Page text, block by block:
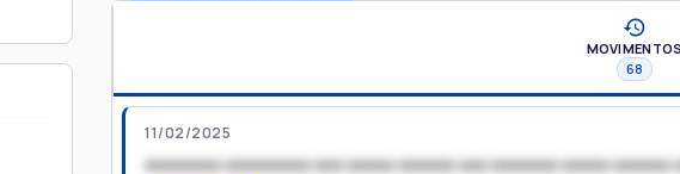
MOVIMENTOS
68
11/02/2025
xxxxxxxx xxxxxxxxx xxx xxxxx xxxxxx xxx xxxxxxx xxxxx xxxxxx